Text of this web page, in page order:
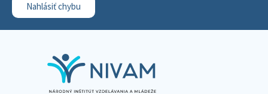
Nahlásiť chybu